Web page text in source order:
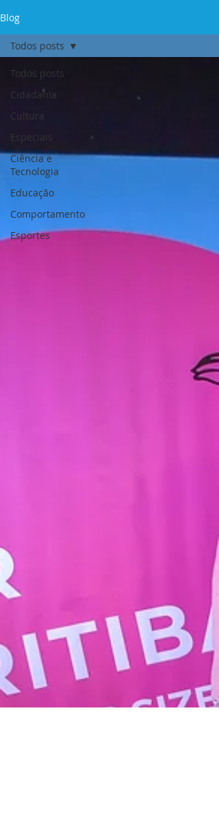
Blog
Todos posts
Cidadania
Cultura
Especiais
Ciência e
Tecnologia
Educação
Comportamento
Esportes
Todos posts